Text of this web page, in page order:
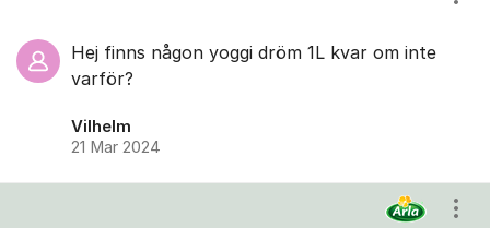
Hej finns någon yoggi dröm 1L kvar om inte
varför?
Vilhelm
21 Mar 2024